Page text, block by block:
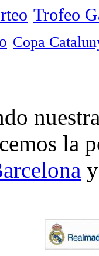
Trofeo
Copa
la